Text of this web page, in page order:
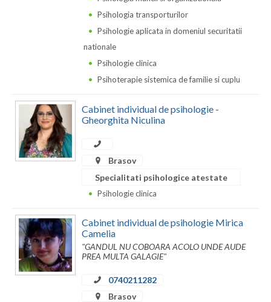
Psihologia transporturilor
Psihologie aplicata in domeniul securitatii
nationale
Psihologie clinica
Psihoterapie sistemica de familie si cuplu
Cabinet individual de psihologie -
Gheorghita Niculina
Brasov
Specialitati psihologice atestate
Psihologie clinica
Cabinet individual de psihologie Mirica
Camelia
"GANDUL NU COBOARA ACOLO UNDE AUDE
PREA MULTA GALAGIE"
0740211282
Brasov